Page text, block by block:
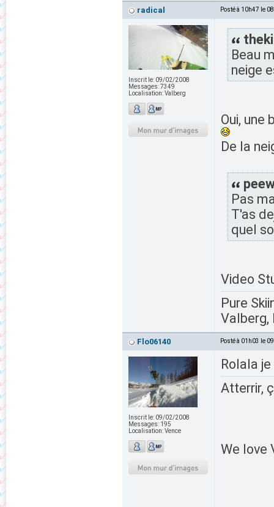
radical Posté à 10h47 le
Inscrit le: 09/02/2008
Messages:7349
Localisation:Valberg
Beau
neige
Oui, une
De la
Pas
T'as
quel
Video
Pure
Valberg,
Flo06140 Posté à 01h03 le
Inscrit le: 09/02/2008
Messages: 195
Localisation:Vence
Rolala
Atterrir,
We love